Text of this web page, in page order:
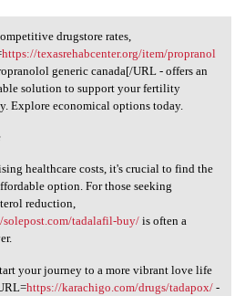
drugstore
drugstore rates,
https://texasrehabcenter.org/item/propranol
generic canada[/URL - offers an
solution to support your fertility
Explore economical options today.
healthcare costs, it's crucial to find the
option. For those seeking
reduction,
tadalafil-buy/is often a
your journey to a more vibrant love life
https://karachigo.com/drugs/tadapox/-